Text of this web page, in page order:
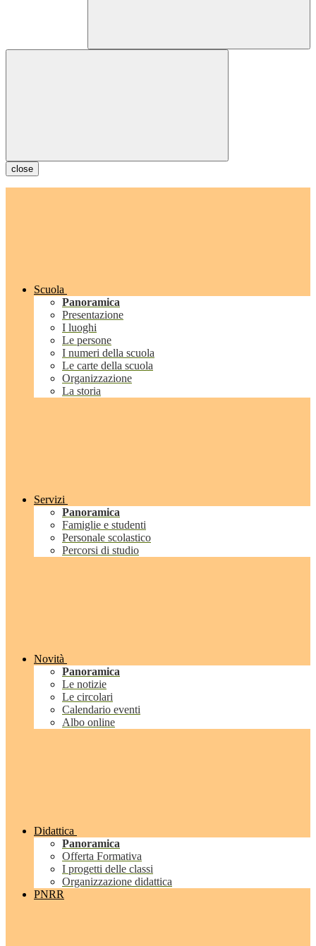
close
Scuola
Panoramica
Presentazione
I luoghi
Le persone
I numeri della scuola
Le carte della scuola
Organizzazione
La storia
Servizi
Panoramica
Famiglie e studenti
Personale scolastico
Percorsi di studio
Novità
Panoramica
Le notizie
Le circolari
Calendario eventi
Albo online
Didattica
Panoramica
Offerta Formativa
I progetti delle classi
Organizzazione didattica
PNRR